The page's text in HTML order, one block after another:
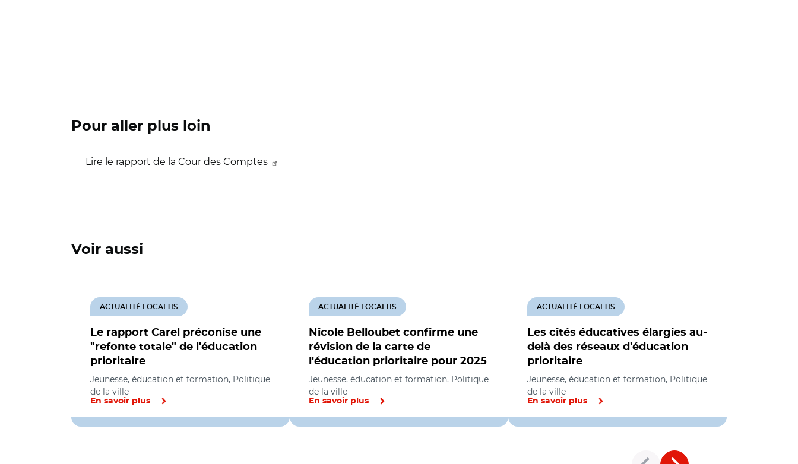
Pour aller plus loin
Lire le rapport de la Cour des Comptes
Voir aussi
Le rapport Carel préconise une
"refonte totale" de l'éducation
prioritaire
ACTUALITÉ LOCALTIS
Jeunesse, éducation et formation, Politique
de la ville
En savoir plus
Nicole Belloubet confirme une
révision de la carte de
l'éducation prioritaire pour 2025
ACTUALITÉ LOCALTIS
Jeunesse, éducation et formation, Politique
de la ville
En savoir plus
Les cités éducatives élargies au-
delà des réseaux d'éducation
prioritaire
ACTUALITÉ LOCALTIS
Jeunesse, éducation et formation, Politique
de la ville
En savoir plus